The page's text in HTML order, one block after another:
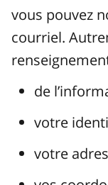
vous pouvez
courriel.
de
votre
votre